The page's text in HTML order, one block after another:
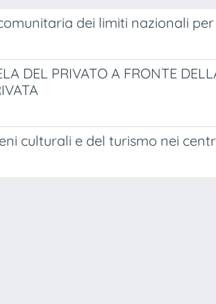
dei limiti nazionali
DEL PRIVATO A FRONTE
culturali e del turismo nei